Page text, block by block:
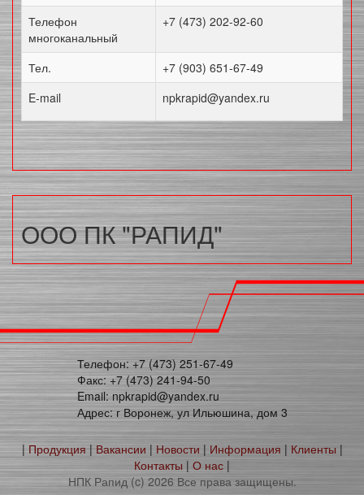
Телефон
многоканальный
+7 (473) 202-92-60
Тел.
+7 (903) 651-67-49
E-mail
npkrapid@yandex.ru
ООО ПК "РАПИД"
Телефон: +7 (473) 251-67-49
Факс: +7 (473) 241-94-50
Email: npkrapid@yandex.ru
Адрес: г Воронеж, ул Ильюшина, дом 3
| Продукция | Вакансии | Новости | Информация | Клиенты |
Контакты | О нас |
НПК Рапид (c) 2026 Все права защищены.